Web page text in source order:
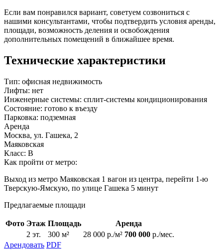
Если вам понравился вариант, советуем созвониться с
нашими консультантами, чтобы подтвердить условия аренды,
площади, возможность деления и освобождения
дополнительных помещений в ближайшее время.
Технические характеристики
Тип: офисная недвижимость
Лифты: нет
Инженерные системы: сплит-системы кондиционирования
Состояние: готово к въезду
Парковка: подземная
Аренда
Москва, ул. Гашека, 2
Маяковская
Класс: В
Как пройти от метро:
Выход из метро Маяковская 1 вагон из центра, перейти 1-ю
Тверскую-Ямскую, по улице Гашека 5 минут
Предлагаемые площади
Фото Этаж Площадь
Аренда
2 эт.
300 м² 28 000 р./м² 700 000 р./мес.
Арендовать PDF